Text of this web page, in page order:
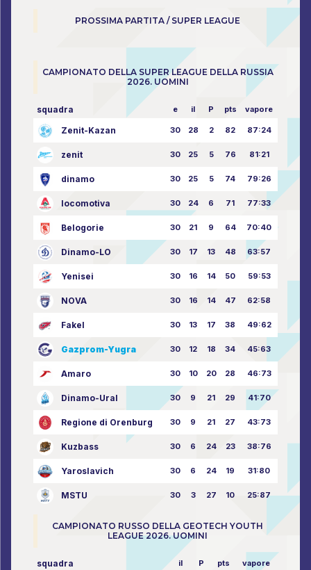
PROSSIMA PARTITA / SUPER LEAGUE
CAMPIONATO DELLA SUPER LEAGUE DELLA RUSSIA
2026. UOMINI
squadra e il P pts vapore
Zenit-Kazan 30 28 2 82 87:24
zenit 30 25 5 76 81:21
dinamo 30 25 5 74 79:26
locomotiva 30 24 6 71 77:33
Belogorie 30 21 9 64 70:40
Dinamo-LO 30 17 13 48 63:57
Yenisei 30 16 14 50 59:53
NOVA 30 16 14 47 62:58
Fakel 30 13 17 38 49:62
Gazprom-Yugra 30 12 18 34 45:63
Amaro 30 10 20 28 46:73
Dinamo-Ural 30 9 21 29 41:70
Regione di Orenburg 30 9 21 27 43:73
Kuzbass 30 6 24 23 38:76
Yaroslavich 30 6 24 19 31:80
MSTU 30 3 27 10 25:87
CAMPIONATO RUSSO DELLA GEOTECH YOUTH
LEAGUE 2026. UOMINI
squadra il P pts vapore